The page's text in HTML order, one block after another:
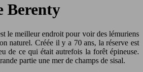
Berenty
le meilleur endroit pour voir des lémuriens
naturel. Créée il y a 70 ans, la réserve est
de ce qui était autrefois la forêt épineuse.
partie une mer de champs de sisal.